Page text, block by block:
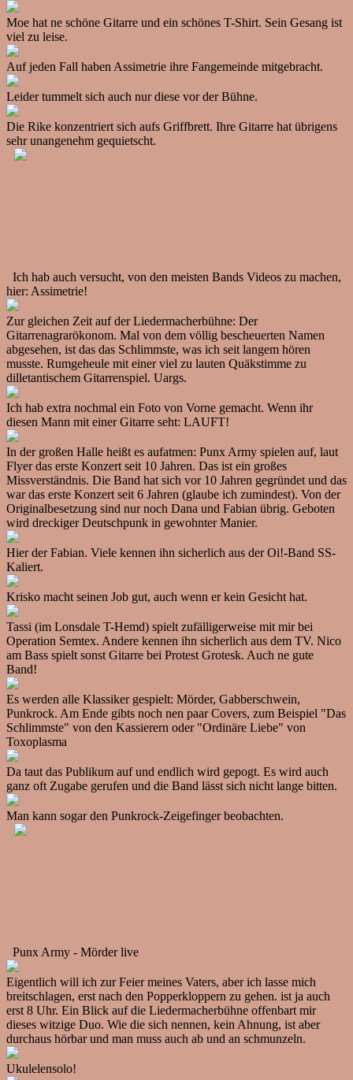
Moe hat ne schöne Gitarre und ein schönes T-Shirt. Sein Gesang ist
viel zu leise.
Auf jeden Fall haben Assimetrie ihre Fangemeinde mitgebracht.
Leider tummelt sich auch nur diese vor der Bühne.
Die Rike konzentriert sich aufs Griffbrett. Ihre Gitarre hat übrigens
sehr unangenehm gequietscht.
Ich hab auch versucht, von den meisten Bands Videos zu machen,
hier: Assimetrie!
Zur gleichen Zeit auf der Liedermacherbühne: Der
Gitarrenagrarökonom. Mal von dem völlig bescheuerten Namen
abgesehen, ist das das Schlimmste, was ich seit langem hören
musste. Rumgeheule mit einer viel zu lauten Quäkstimme zu
dilletantischem Gitarrenspiel. Uargs.
Ich hab extra nochmal ein Foto von Vorne gemacht. Wenn ihr
diesen Mann mit einer Gitarre seht: LAUFT!
In der großen Halle heißt es aufatmen: Punx Army spielen auf, laut
Flyer das erste Konzert seit 10 Jahren. Das ist ein großes
Missverständnis. Die Band hat sich vor 10 Jahren gegründet und das
war das erste Konzert seit 6 Jahren (glaube ich zumindest). Von der
Originalbesetzung sind nur noch Dana und Fabian übrig. Geboten
wird dreckiger Deutschpunk in gewohnter Manier.
Hier der Fabian. Viele kennen ihn sicherlich aus der Oi!-Band SS-
Kaliert.
Krisko macht seinen Job gut, auch wenn er kein Gesicht hat.
Tassi (im Lonsdale T-Hemd) spielt zufälligerweise mit mir bei
Operation Semtex. Andere kennen ihn sicherlich aus dem TV. Nico
am Bass spielt sonst Gitarre bei Protest Grotesk. Auch ne gute
Band!
Es werden alle Klassiker gespielt: Mörder, Gabberschwein,
Punkrock. Am Ende gibts noch nen paar Covers, zum Beispiel "Das
Schlimmste" von den Kassierern oder "Ordinäre Liebe" von
Toxoplasma
Da taut das Publikum auf und endlich wird gepogt. Es wird auch
ganz oft Zugabe gerufen und die Band lässt sich nicht lange bitten.
Man kann sogar den Punkrock-Zeigefinger beobachten.
Punx Army - Mörder live
Eigentlich will ich zur Feier meines Vaters, aber ich lasse mich
breitschlagen, erst nach den Popperkloppern zu gehen. ist ja auch
erst 8 Uhr. Ein Blick auf die Liedermacherbühne offenbart mir
dieses witzige Duo. Wie die sich nennen, kein Ahnung, ist aber
durchaus hörbar und man muss auch ab und an schmunzeln.
Ukulelensolo!